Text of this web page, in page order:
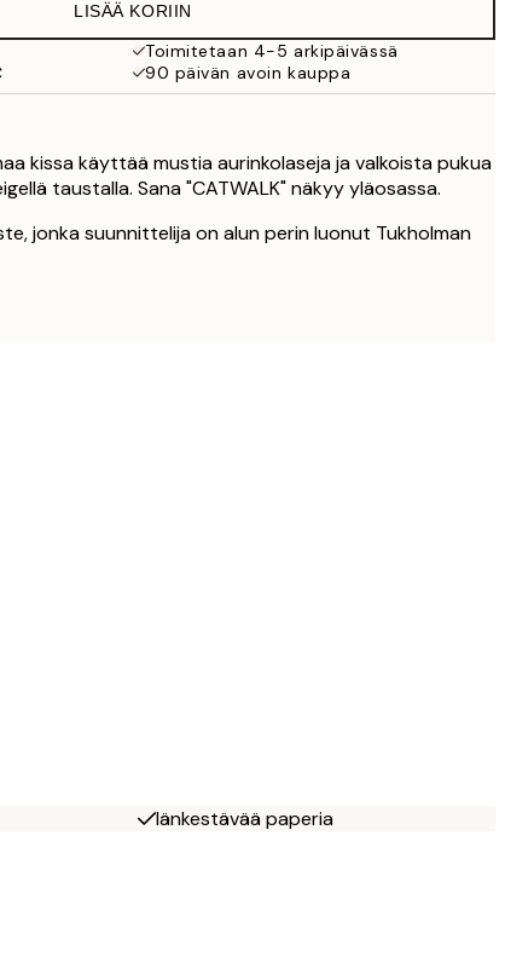
LISÄÄ KORIIN
Toimitetaan 4-5 arkipäivässä
90 päivän avoin kauppa
kissa käyttää mustia aurinkolaseja ja valkoista pukua
taustalla. Sana "CATWALK" näkyy yläosassa.
jonka suunnittelija on alun perin luonut Tukholman
Iänkestävää paperia